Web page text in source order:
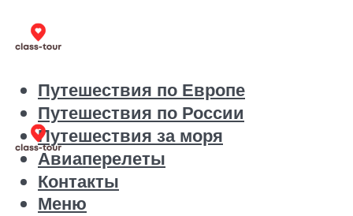
Путешествия по Европе
Путешествия по России
Путешествия за моря
Авиаперелеты
Контакты
Меню